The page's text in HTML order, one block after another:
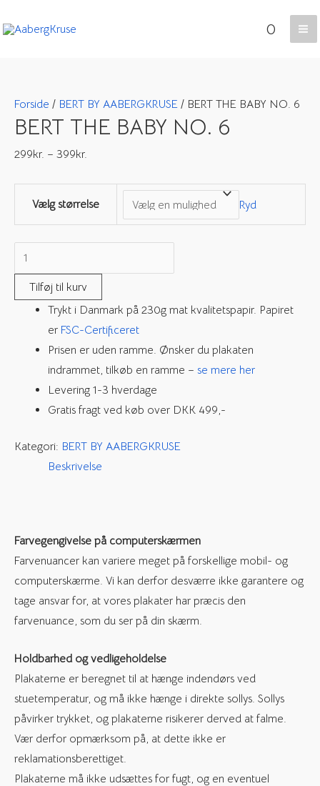
til
0
Forside / BERT BY AABERGKRUSE / BERT THE BABY NO. 6
BERT THE BABY NO. 6
299kr. – 399kr.
Vælg størrelse Ryd
BERT
THE
BABY
antal
Tilføj til kurv
Trykt i Danmark på 230g mat kvalitetspapir. Papiret
er FSC-Certificeret
Prisen er uden ramme. Ønsker du plakaten
indrammet, tilkøb en ramme – se mere her
Levering 1-3 hverdage
Gratis fragt ved køb over DKK 499,-
Kategori: BERT BY AABERGKRUSE
Beskrivelse
Farvegengivelse på computerskærmen
Farvenuancer kan variere meget på forskellige mobil- og
computerskærme. Vi kan derfor desværre ikke garantere og
tage ansvar for, at vores plakater har præcis den
farvenuance, som du ser på din skærm.
Holdbarhed og vedligeholdelse
Plakaterne er beregnet til at hænge indendørs ved
stuetemperatur, og må ikke hænge i direkte sollys. Sollys
påvirker trykket, og plakaterne risikerer derved at falme.
Vær derfor opmærksom på, at dette ikke er
reklamationsberettiget.
Plakaterne må ikke udsættes for fugt, og en eventuel